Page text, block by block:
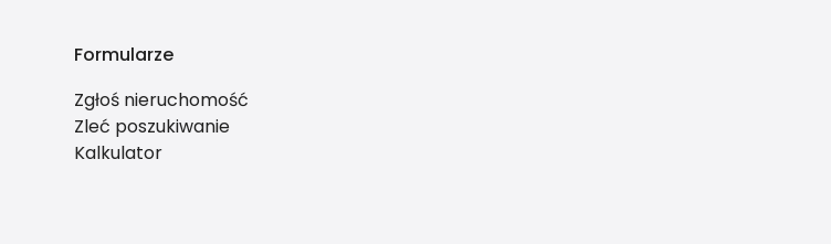
Formularze
Zgłoś nieruchomość
Zleć poszukiwanie
Kalkulator